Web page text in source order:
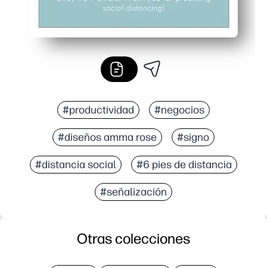
#productividad #negocios
#diseños amma rose #signo
#distancia social #6 pies de distancia
#señalización
Otras colecciones